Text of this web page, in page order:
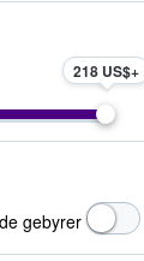
218 US$
gebyrer